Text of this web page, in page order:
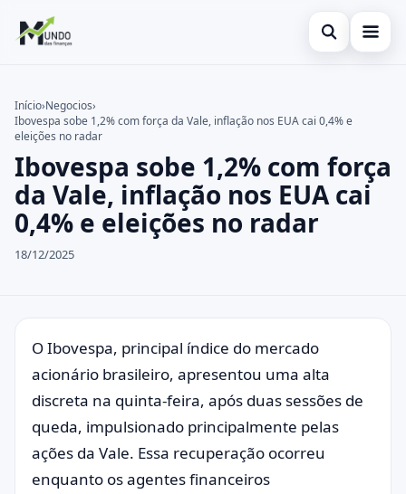
Abrir busca
Economia
Finanças
Buscar no site
Buscar por:
Pressione Enter para buscar ou ESC para fechar.
Início›Negocios›
Ibovespa sobe 1,2% com força da Vale, inflação nos EUA cai 0,4% e
eleições no radar
Ibovespa sobe 1,2% com força
da Vale, inflação nos EUA cai
0,4% e eleições no radar
18/12/2025
O Ibovespa, principal índice do mercado
acionário brasileiro, apresentou uma alta
discreta na quinta-feira, após duas sessões de
queda, impulsionado principalmente pelas
ações da Vale. Essa recuperação ocorreu
enquanto os agentes financeiros